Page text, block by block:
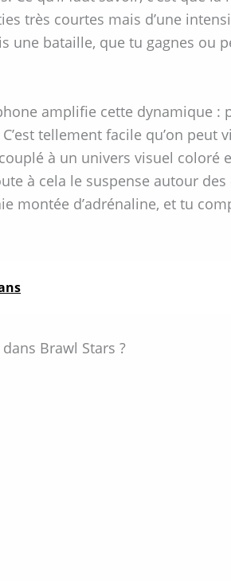
très courtes mais d’une
bataille, que tu gagnes ou
amplifie cette dynamique :
tellement facile qu’on peut
à un univers visuel coloré
à cela le suspense autour des
montée d’adrénaline, et tu
Brawl Stars ?